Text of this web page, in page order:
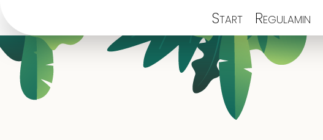
Start Regulamin